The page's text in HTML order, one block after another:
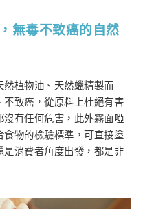
無毒不致癌的自然
植物油、天然蠟精製而
致癌，從原料上杜絕有害
有任何危害，此外霧面啞
物的檢驗標準，可直接塗
消費者角度出發，都是非